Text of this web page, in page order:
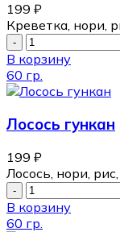
199 ₽
Креветка, нори,
В корзину
60 гр.
Лосось гункан
199 ₽
Лосось, нори,
В корзину
60 гр.